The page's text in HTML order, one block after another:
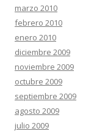
marzo 2010
febrero 2010
enero 2010
diciembre 2009
noviembre 2009
octubre 2009
septiembre 2009
agosto 2009
julio 2009